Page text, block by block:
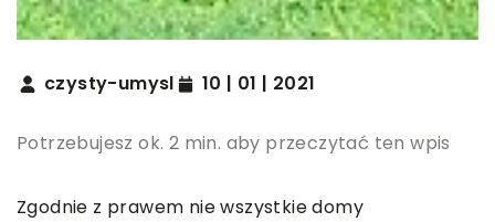
czysty-umysl 10 | 01 | 2021
Potrzebujesz ok. 2 min. aby przeczytać ten wpis
Zgodnie z prawem nie wszystkie domy